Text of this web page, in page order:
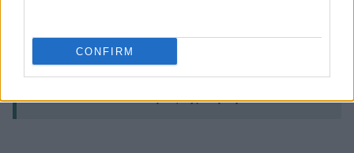
CONFIRM
newsκαι μάθετε τα πάντα γύρω από
τη διατροφή, τη γυμναστική, το σεξ